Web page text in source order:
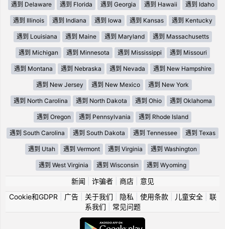
遇到 Delaware 遇到 Florida 遇到 Georgia 遇到 Hawaii 遇到 Idaho
遇到 Illinois 遇到 Indiana 遇到 Iowa 遇到 Kansas 遇到 Kentucky
遇到 Louisiana 遇到 Maine 遇到 Maryland 遇到 Massachusetts
遇到 Michigan 遇到 Minnesota 遇到 Mississippi 遇到 Missouri
遇到 Montana 遇到 Nebraska 遇到 Nevada 遇到 New Hampshire
遇到 New Jersey 遇到 New Mexico 遇到 New York
遇到 North Carolina 遇到 North Dakota 遇到 Ohio 遇到 Oklahoma
遇到 Oregon 遇到 Pennsylvania 遇到 Rhode Island
遇到 South Carolina 遇到 South Dakota 遇到 Tennessee 遇到 Texas
遇到 Utah 遇到 Vermont 遇到 Virginia 遇到 Washington
遇到 West Virginia 遇到 Wisconsin 遇到 Wyoming
新闻 诈骗者| 商店| 意见
Cookie和GDPR
广告| 关于我们 隐私 使用条款| 儿童安全| 联
系我们
常见问题